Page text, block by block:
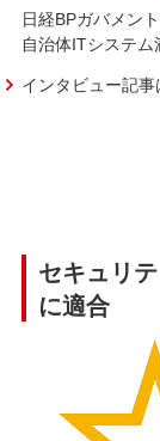
日経BPガバメン
自治体ITシステ
インタビュー記事
セキュリ
に適合